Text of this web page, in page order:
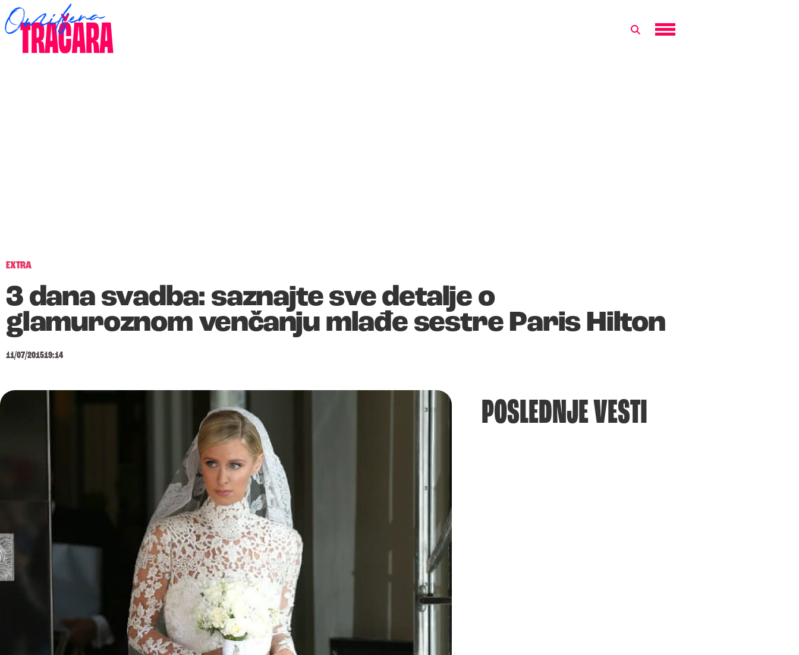
EXTRA
3 dana svadba: saznajte sve detalje o
glamuroznom venčanju mlađe sestre Paris Hilton
11/07/201519:14
POSLEDNJE VESTI